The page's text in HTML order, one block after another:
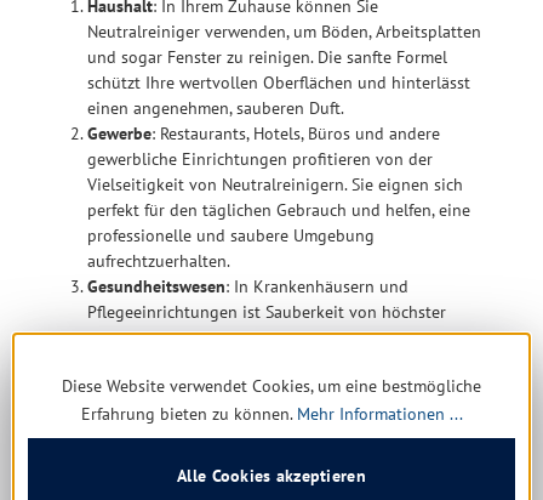
Haushalt: In Ihrem Zuhause können Sie
Neutralreiniger verwenden, um Böden, Arbeitsplatten
und sogar Fenster zu reinigen. Die sanfte Formel
schützt Ihre wertvollen Oberflächen und hinterlässt
einen angenehmen, sauberen Duft.
Gewerbe: Restaurants, Hotels, Büros und andere
gewerbliche Einrichtungen profitieren von der
Vielseitigkeit von Neutralreinigern. Sie eignen sich
perfekt für den täglichen Gebrauch und helfen, eine
professionelle und saubere Umgebung
aufrechtzuerhalten.
Gesundheitswesen: In Krankenhäusern und
Pflegeeinrichtungen ist Sauberkeit von höchster
Bedeutung. Neutralreiniger bieten eine sichere und
aufrechtzuerhalten.
Diese Website verwendet Cookies, um eine bestmögliche
Erfahrung bieten zu können. Mehr Informationen ...
Alle Cookies akzeptieren